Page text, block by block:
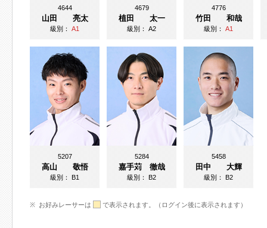
4644
山田 亮太
級別：A1
4679
植田 太一
級別：A2
4776
竹田 和哉
級別：A1
5207
高山 敬悟
級別：B1
5284
嘉手苅 徹哉
級別：B2
5458
田中 大輝
級別：B2
お好みレーサーは で表示されます。（ログイン後に表示されます）